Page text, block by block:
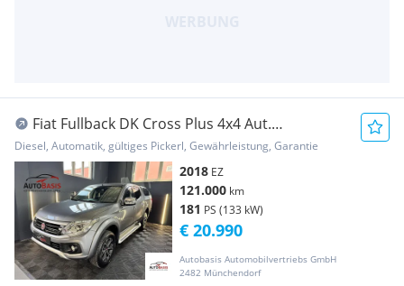
Fiat Fullback DK Cross Plus 4x4 Aut.
1.Besitz/Leder/... Pickup
Diesel, Automatik, gültiges Pickerl, Gewährleistung, Garantie
2018 EZ
121.000 km
181 PS (133 kW)
Autobasis Automobilvertriebs GmbH
2482 Münchendorf
€ 20.990